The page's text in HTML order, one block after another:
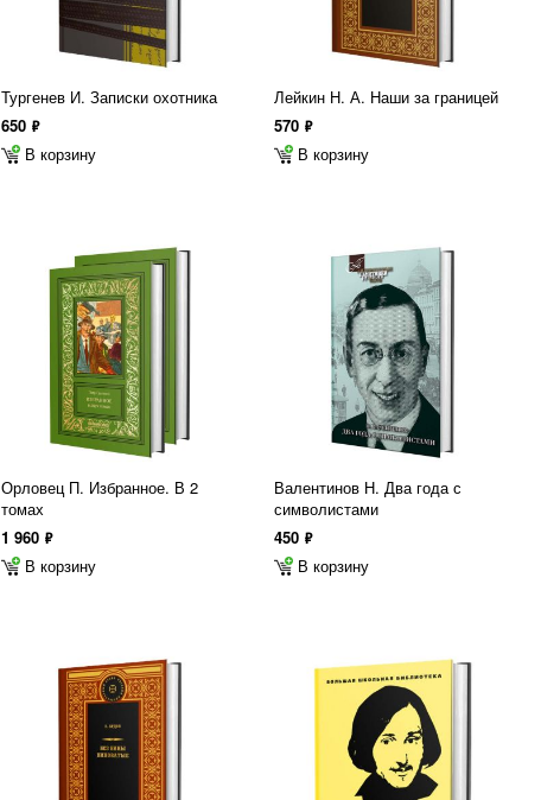
Тургенев И. Записки охотника
650 ф
В корзину
Лейкин Н. А. Наши за границей
570 ф
В корзину
Орловец П. Избранное. В 2
томах
1 960 ф
В корзину
Валентинов Н. Два года с
символистами
450 ф
В корзину